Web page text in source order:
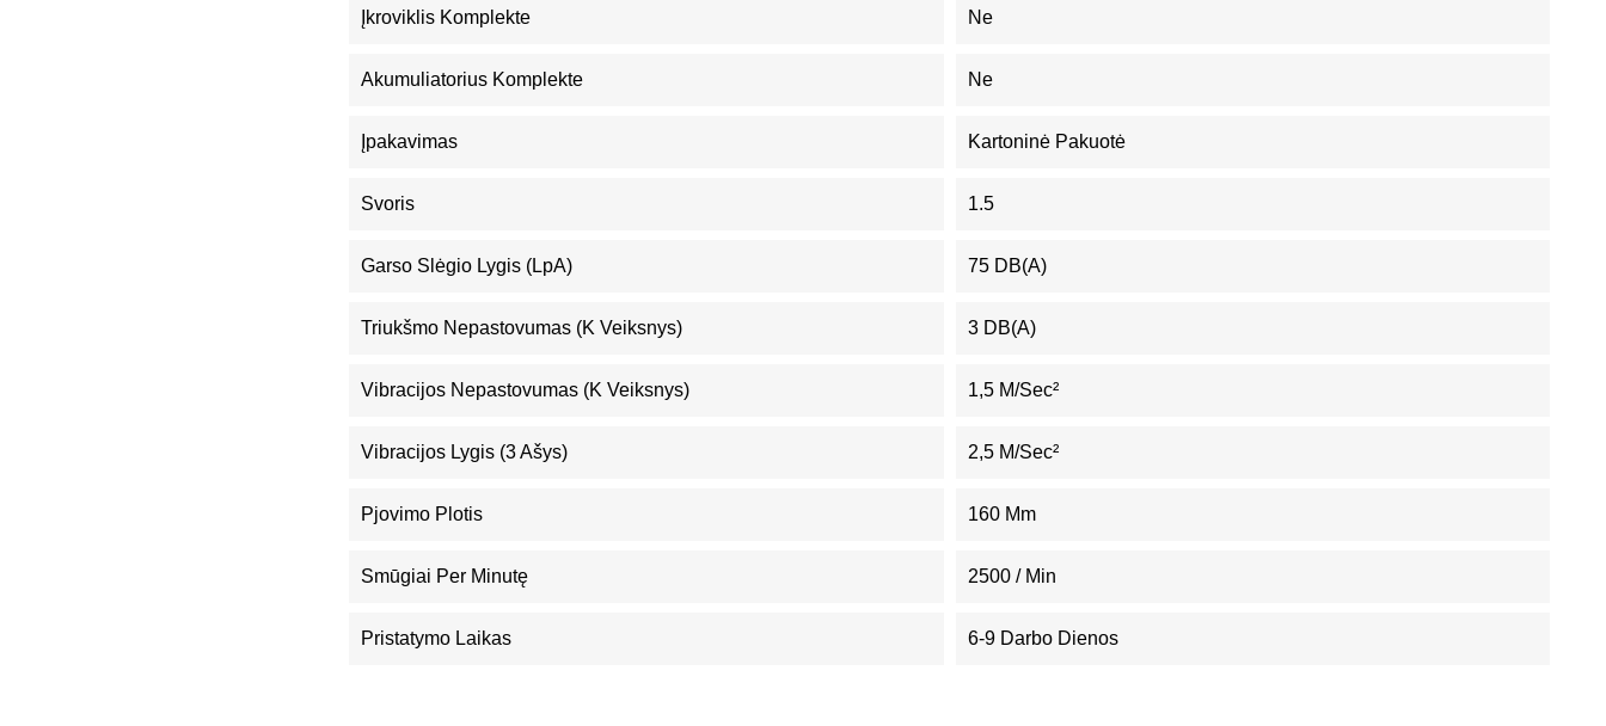
Įkroviklis Komplekte Ne
Akumuliatorius Komplekte Ne
Įpakavimas Kartoninė Pakuotė
Svoris 1.5
Garso Slėgio Lygis (LpA) 75 DB(A)
Triukšmo Nepastovumas (K Veiksnys) 3 DB(A)
Vibracijos Nepastovumas (K Veiksnys) 1,5 M/sec²
Vibracijos Lygis (3 Ašys) 2,5 M/sec²
Pjovimo Plotis 160 Mm
Smūgiai Per Minutę 2500 / Min
Pristatymo Laikas 6-9 Darbo Dienos